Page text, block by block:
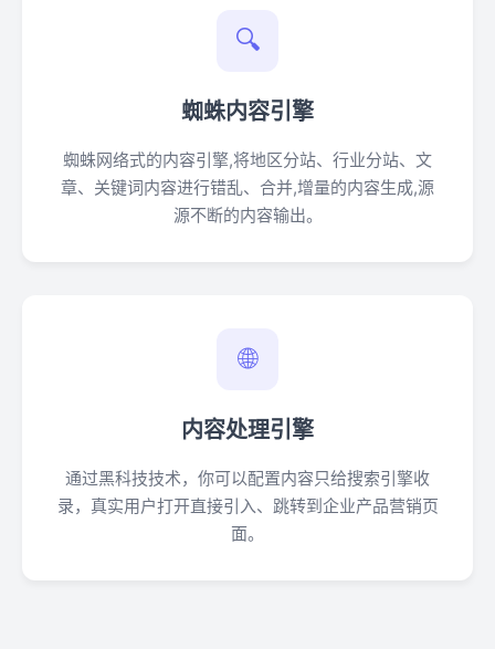
🔍
蜘蛛内容引擎
蜘蛛网络式的内容引擎,将地区分站、行业分站、文
章、关键词内容进行错乱、合并,增量的内容生成,源
源不断的内容输出。
🌐
内容处理引擎
通过黑科技技术，你可以配置内容只给搜索引擎收
录，真实用户打开直接引入、跳转到企业产品营销页
面。